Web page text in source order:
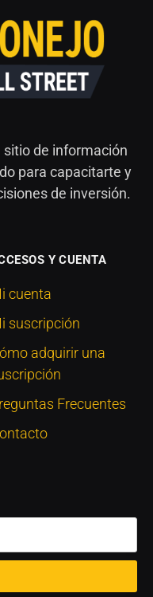
sitio de información
para capacitarte y
de inversión.
Y CUENTA
cuenta
suscripción
adquirir una
Frecuentes